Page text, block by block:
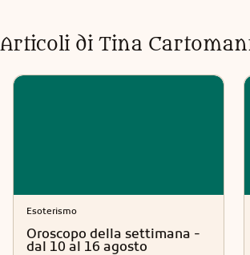
Articoli di Tina
Esoterismo
Oroscopo della settimana -
dal 10 al 16 agosto